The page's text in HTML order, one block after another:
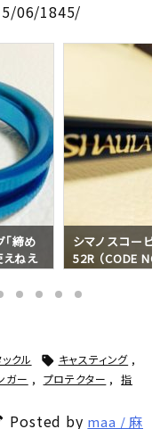
06/1845/
締め
えねえ
シマノ スコーピ
52R （CODE
ックル  キャスティング ,
ガー , プロテクター , 指
Posted by maa / 麻